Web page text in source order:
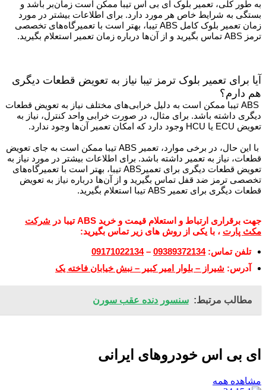
به طور کلی، تعمیر بلوک ای بی اس تیبا ممکن است زمان‌بر باشد و
بستگی به شرایط خاص هر مورد دارد. برای اطلاعات بیشتر در مورد
زمان تعمیر بلوک کامل ABS تیبا، بهتر است با تعمیرگاه‌های تخصصی
ترمز ABS تماس بگیرید و از آن‌ها درباره زمان تعمیر استعلام بگیرید.
آیا برای تعمیر بلوک ترمز تیبا نیاز به تعویض قطعات دیگری
هم دارم؟
ABS تیبا ممکن است به دلیل خرابی‌های مختلف نیاز به تعویض قطعات
دیگری داشته باشد. برای مثال، در صورت خرابی واحد کنترل، نیاز به
تعویض ECU یا HCU وجود دارد که امکان تعمیر آن‌ها وجود ندارد
.
با این حال، در برخی موارد، تعمیر ABS تیبا ممکن است به جای تعویض
قطعات، نیاز به تعمیر داشته باشد. برای اطلاعات بیشتر در مورد نیاز به
تعویض قطعات دیگری برای تعمیرABS تیبا، بهتر است با تعمیرگاه‌های
تخصصی ترمز ضد قفل تماس بگیرید و از آن‌ها درباره نیاز به تعویض
قطعات دیگری برای تعمیر ABS تیبا استعلام بگیرید.
جهت برقراری ارتباط و استعلام قیمت و خرید ABS تیبا در شرکت
مکث پارت ، با یکی از روش های زیر تماس بگیرید:
تلفن تماس:09389372134
–
09171022134
آدرس: شیراز – بلوار امیر کبیر – نبش خیابان فاخته یک
مطالب مرتبط: سنسور دنده عقب سورن
ای بی اس خودروهای ایرانی
مشاهده همه